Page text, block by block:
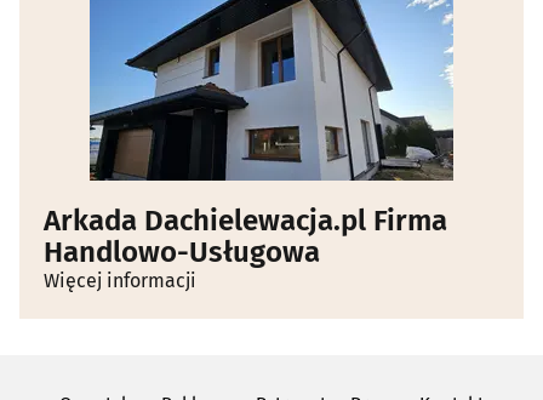
Arkada Dachielewacja.pl Firma
Handlowo-Usługowa
Więcej informacji